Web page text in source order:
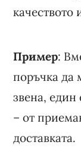
качеството
Пример:
поръчка да
звена, един
– от
доставката.